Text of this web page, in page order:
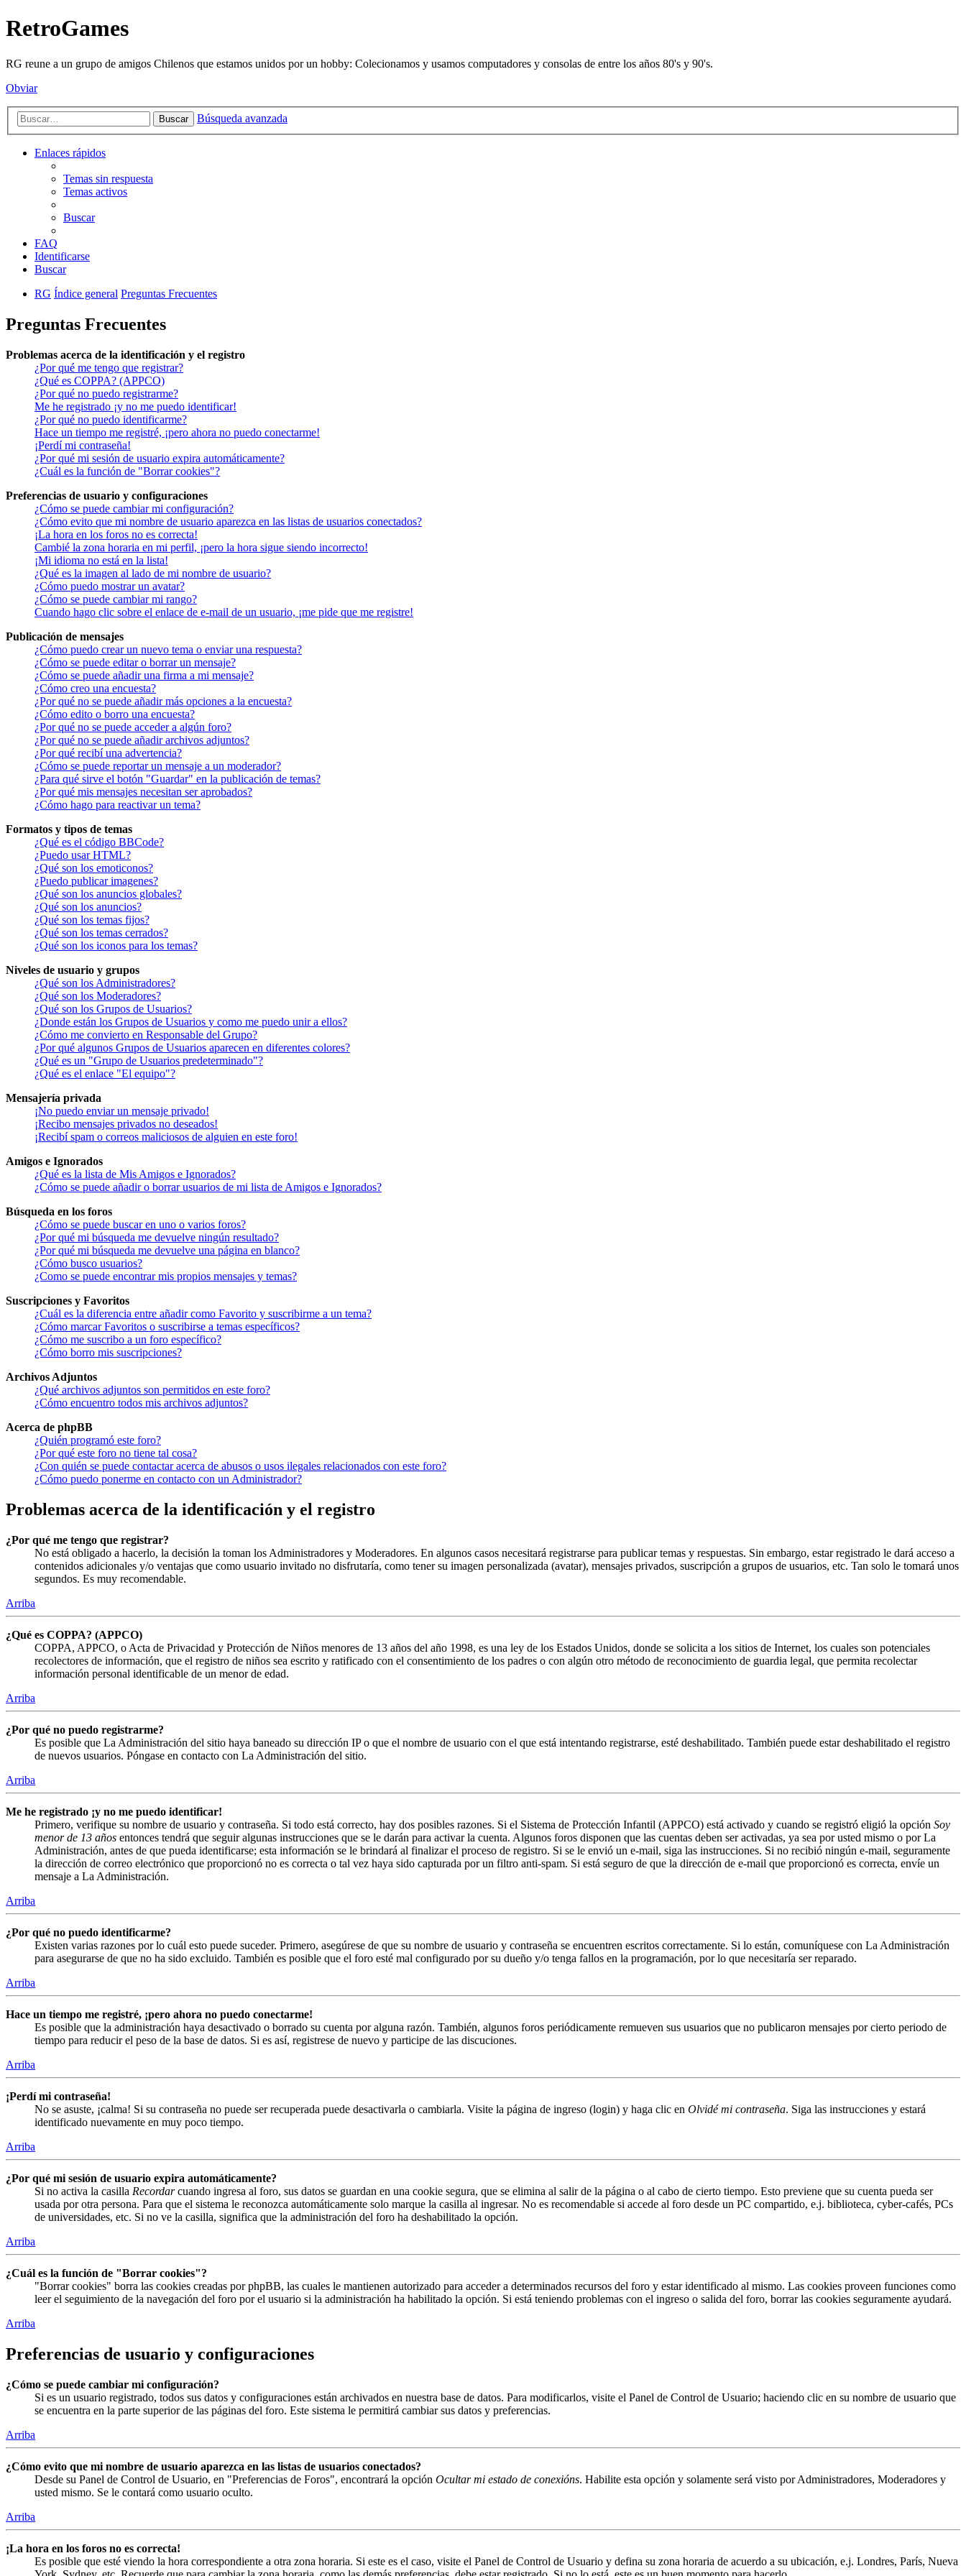
RetroGames
RG reune a un grupo de amigos Chilenos que estamos unidos por un hobby: Colecionamos y usamos computadores y consolas de entre los años 80's y 90's.
Obviar
Buscar Búsqueda avanzada
Enlaces rápidos
Temas sin respuesta
Temas activos
Buscar
FAQ
Identificarse
Buscar
RG Índice general Preguntas Frecuentes
Preguntas Frecuentes
Problemas acerca de la identificación y el registro
¿Por qué me tengo que registrar?
¿Qué es COPPA? (APPCO)
¿Por qué no puedo registrarme?
Me he registrado ¡y no me puedo identificar!
¿Por qué no puedo identificarme?
Hace un tiempo me registré, ¡pero ahora no puedo conectarme!
¡Perdí mi contraseña!
¿Por qué mi sesión de usuario expira automáticamente?
¿Cuál es la función de "Borrar cookies"?
Preferencias de usuario y configuraciones
¿Cómo se puede cambiar mi configuración?
¿Cómo evito que mi nombre de usuario aparezca en las listas de usuarios conectados?
¡La hora en los foros no es correcta!
Cambié la zona horaria en mi perfil, ¡pero la hora sigue siendo incorrecto!
¡Mi idioma no está en la lista!
¿Qué es la imagen al lado de mi nombre de usuario?
¿Cómo puedo mostrar un avatar?
¿Cómo se puede cambiar mi rango?
Cuando hago clic sobre el enlace de e-mail de un usuario, ¡me pide que me registre!
Publicación de mensajes
¿Cómo puedo crear un nuevo tema o enviar una respuesta?
¿Cómo se puede editar o borrar un mensaje?
¿Cómo se puede añadir una firma a mi mensaje?
¿Cómo creo una encuesta?
¿Por qué no se puede añadir más opciones a la encuesta?
¿Cómo edito o borro una encuesta?
¿Por qué no se puede acceder a algún foro?
¿Por qué no se puede añadir archivos adjuntos?
¿Por qué recibí una advertencia?
¿Cómo se puede reportar un mensaje a un moderador?
¿Para qué sirve el botón "Guardar" en la publicación de temas?
¿Por qué mis mensajes necesitan ser aprobados?
¿Cómo hago para reactivar un tema?
Formatos y tipos de temas
¿Qué es el código BBCode?
¿Puedo usar HTML?
¿Qué son los emoticonos?
¿Puedo publicar imagenes?
¿Qué son los anuncios globales?
¿Qué son los anuncios?
¿Qué son los temas fijos?
¿Qué son los temas cerrados?
¿Qué son los iconos para los temas?
Niveles de usuario y grupos
¿Qué son los Administradores?
¿Qué son los Moderadores?
¿Qué son los Grupos de Usuarios?
¿Donde están los Grupos de Usuarios y como me puedo unir a ellos?
¿Cómo me convierto en Responsable del Grupo?
¿Por qué algunos Grupos de Usuarios aparecen en diferentes colores?
¿Qué es un "Grupo de Usuarios predeterminado"?
¿Qué es el enlace "El equipo"?
Mensajería privada
¡No puedo enviar un mensaje privado!
¡Recibo mensajes privados no deseados!
¡Recibí spam o correos maliciosos de alguien en este foro!
Amigos e Ignorados
¿Qué es la lista de Mis Amigos e Ignorados?
¿Cómo se puede añadir o borrar usuarios de mi lista de Amigos e Ignorados?
Búsqueda en los foros
¿Cómo se puede buscar en uno o varios foros?
¿Por qué mi búsqueda me devuelve ningún resultado?
¿Por qué mi búsqueda me devuelve una página en blanco?
¿Cómo busco usuarios?
¿Como se puede encontrar mis propios mensajes y temas?
Suscripciones y Favoritos
¿Cuál es la diferencia entre añadir como Favorito y suscribirme a un tema?
¿Cómo marcar Favoritos o suscribirse a temas específicos?
¿Cómo me suscribo a un foro específico?
¿Cómo borro mis suscripciones?
Archivos Adjuntos
¿Qué archivos adjuntos son permitidos en este foro?
¿Cómo encuentro todos mis archivos adjuntos?
Acerca de phpBB
¿Quién programó este foro?
¿Por qué este foro no tiene tal cosa?
¿Con quién se puede contactar acerca de abusos o usos ilegales relacionados con este foro?
¿Cómo puedo ponerme en contacto con un Administrador?
Problemas acerca de la identificación y el registro
¿Por qué me tengo que registrar?
No está obligado a hacerlo, la decisión la toman los Administradores y Moderadores. En algunos casos necesitará registrarse para publicar temas y respuestas. Sin embargo, estar registrado le dará acceso a
contenidos adicionales y/o ventajas que como usuario invitado no disfrutaría, como tener su imagen personalizada (avatar), mensajes privados, suscripción a grupos de usuarios, etc. Tan solo le tomará unos
segundos. Es muy recomendable.
Arriba
¿Qué es COPPA? (APPCO)
COPPA, APPCO, o Acta de Privacidad y Protección de Niños menores de 13 años del año 1998, es una ley de los Estados Unidos, donde se solicita a los sitios de Internet, los cuales son potenciales
recolectores de información, que el registro de niños sea escrito y ratificado con el consentimiento de los padres o con algún otro método de reconocimiento de guardia legal, que permita recolectar
información personal identificable de un menor de edad.
Arriba
¿Por qué no puedo registrarme?
Es posible que La Administración del sitio haya baneado su dirección IP o que el nombre de usuario con el que está intentando registrarse, esté deshabilitado. También puede estar deshabilitado el registro
de nuevos usuarios. Póngase en contacto con La Administración del sitio.
Arriba
Me he registrado ¡y no me puedo identificar!
Primero, verifique su nombre de usuario y contraseña. Si todo está correcto, hay dos posibles razones. Si el Sistema de Protección Infantil (APPCO) está activado y cuando se registró eligió la opción Soy
menor de 13 años entonces tendrá que seguir algunas instrucciones que se le darán para activar la cuenta. Algunos foros disponen que las cuentas deben ser activadas, ya sea por usted mismo o por La
Administración, antes de que pueda identificarse; esta información se le brindará al finalizar el proceso de registro. Si se le envió un e-mail, siga las instrucciones. Si no recibió ningún e-mail, seguramente
la dirección de correo electrónico que proporcionó no es correcta o tal vez haya sido capturada por un filtro anti-spam. Si está seguro de que la dirección de e-mail que proporcionó es correcta, envíe un
mensaje a La Administración.
Arriba
¿Por qué no puedo identificarme?
Existen varias razones por lo cuál esto puede suceder. Primero, asegúrese de que su nombre de usuario y contraseña se encuentren escritos correctamente. Si lo están, comuníquese con La Administración
para asegurarse de que no ha sido excluido. También es posible que el foro esté mal configurado por su dueño y/o tenga fallos en la programación, por lo que necesitaría ser reparado.
Arriba
Hace un tiempo me registré, ¡pero ahora no puedo conectarme!
Es posible que la administración haya desactivado o borrado su cuenta por alguna razón. También, algunos foros periódicamente remueven sus usuarios que no publicaron mensajes por cierto periodo de
tiempo para reducir el peso de la base de datos. Si es así, registrese de nuevo y participe de las discuciones.
Arriba
¡Perdí mi contraseña!
No se asuste, ¡calma! Si su contraseña no puede ser recuperada puede desactivarla o cambiarla. Visite la página de ingreso (login) y haga clic en Olvidé mi contraseña. Siga las instrucciones y estará
identificado nuevamente en muy poco tiempo.
Arriba
¿Por qué mi sesión de usuario expira automáticamente?
Si no activa la casilla Recordarcuando ingresa al foro, sus datos se guardan en una cookie segura, que se elimina al salir de la página o al cabo de cierto tiempo. Esto previene que su cuenta pueda ser
usada por otra persona. Para que el sistema le reconozca automáticamente solo marque la casilla al ingresar. No es recomendable si accede al foro desde un PC compartido, e.j. biblioteca, cyber-cafés, PCs
de universidades, etc. Si no ve la casilla, significa que la administración del foro ha deshabilitado la opción.
Arriba
¿Cuál es la función de "Borrar cookies"?
"Borrar cookies" borra las cookies creadas por phpBB, las cuales le mantienen autorizado para acceder a determinados recursos del foro y estar identificado al mismo. Las cookies proveen funciones como
leer el seguimiento de la navegación del foro por el usuario si la administración ha habilitado la opción. Si está teniendo problemas con el ingreso o salida del foro, borrar las cookies seguramente ayudará.
Arriba
Preferencias de usuario y configuraciones
¿Cómo se puede cambiar mi configuración?
Si es un usuario registrado, todos sus datos y configuraciones están archivados en nuestra base de datos. Para modificarlos, visite el Panel de Control de Usuario; haciendo clic en su nombre de usuario que
se encuentra en la parte superior de las páginas del foro. Este sistema le permitirá cambiar sus datos y preferencias.
Arriba
¿Cómo evito que mi nombre de usuario aparezca en las listas de usuarios conectados?
Desde su Panel de Control de Usuario, en "Preferencias de Foros", encontrará la opción Ocultar mi estado de conexións. Habilite esta opción y solamente será visto por Administradores, Moderadores y
usted mismo. Se le contará como usuario oculto.
Arriba
¡La hora en los foros no es correcta!
Es posible que esté viendo la hora correspondiente a otra zona horaria. Si este es el caso, visite el Panel de Control de Usuario y defina su zona horaria de acuerdo a su ubicación, e.j. Londres, París, Nueva